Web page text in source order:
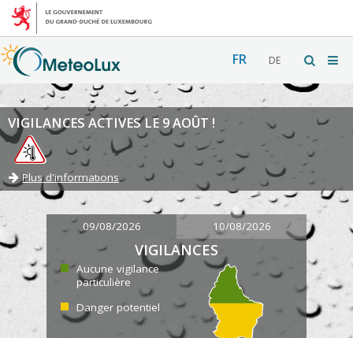
FR DE
VIGILANCES ACTIVES LE 9 AOÛT !
Plus d'informations
09/08/2026 10/08/2026
VIGILANCES
Aucune vigilance
particulière
Danger potentiel